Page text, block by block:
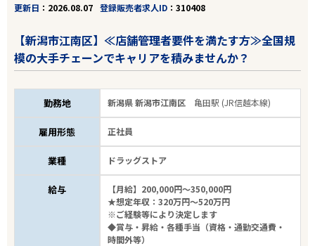
更新日
2026.08.07 登録販売者求人ID 310408
【新潟市江南区】≪店舗管理者要件を満たす方≫全国規
模の大手チェーンでキャリアを積みませんか？
勤務地 新潟県 新潟市江南区 亀田駅 (JR信越本線)
雇用形態 正社員
業種 ドラッグストア
給与
【月給】200,000円～350,000円
★想定年収：320万円～520万円
※ご経験等により決定します
◆賞与・昇給・各種手当（資格・通勤交通費・
時間外等）